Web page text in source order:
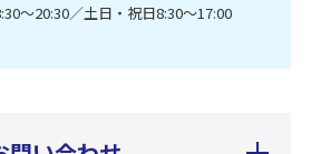
〜20:30／土日・祝日8:30〜17:00